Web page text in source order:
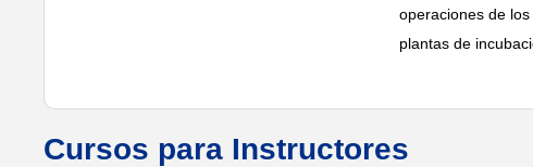
operaciones de
plantas de
Cursos para Instructores